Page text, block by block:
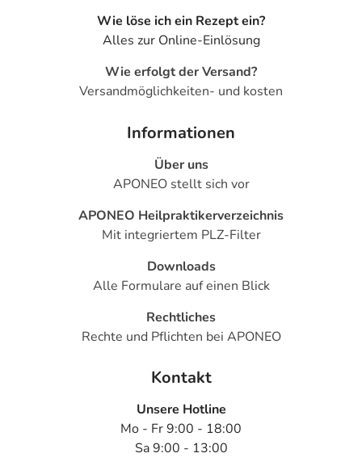
Wie löse ich ein Rezept ein?
Alles zur Online-Einlösung
Wie erfolgt der Versand?
Versandmöglichkeiten- und kosten
Informationen
Über uns
APONEO stellt sich vor
APONEO Heilpraktikerverzeichnis
Mit integriertem PLZ-Filter
Downloads
Alle Formulare auf einen Blick
Rechtliches
Rechte und Pflichten bei APONEO
Kontakt
Unsere Hotline
Mo - Fr 9:00 - 18:00
Sa 9:00 - 13:00